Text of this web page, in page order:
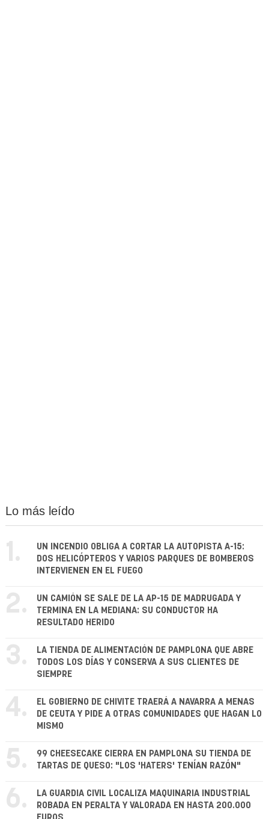
Lo más leído
1.
UN INCENDIO OBLIGA A CORTAR LA AUTOPISTA A-15:
DOS HELICÓPTEROS Y VARIOS PARQUES DE BOMBEROS
INTERVIENEN EN EL FUEGO
2.
UN CAMIÓN SE SALE DE LA AP-15 DE MADRUGADA Y
TERMINA EN LA MEDIANA: SU CONDUCTOR HA
RESULTADO HERIDO
3.
LA TIENDA DE ALIMENTACIÓN DE PAMPLONA QUE ABRE
TODOS LOS DÍAS Y CONSERVA A SUS CLIENTES DE
SIEMPRE
4.
EL GOBIERNO DE CHIVITE TRAERÁ A NAVARRA A MENAS
DE CEUTA Y PIDE A OTRAS COMUNIDADES QUE HAGAN LO
MISMO
5.
99 CHEESECAKE CIERRA EN PAMPLONA SU TIENDA DE
TARTAS DE QUESO: "LOS 'HATERS' TENÍAN RAZÓN"
6.
LA GUARDIA CIVIL LOCALIZA MAQUINARIA INDUSTRIAL
ROBADA EN PERALTA Y VALORADA EN HASTA 200.000